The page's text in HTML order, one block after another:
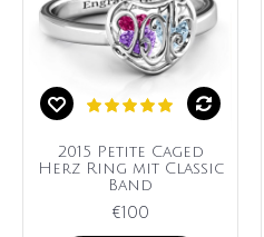
2015 Petite Caged
Herz Ring mit Classic
Band
€100